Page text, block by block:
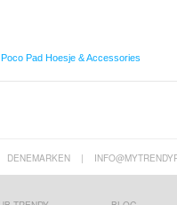
Pad Hoesje & Accessories
DENEMARKEN |